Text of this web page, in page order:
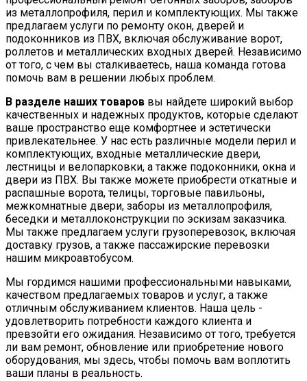
из металлопрофиля, перил и комплектующих. Мы также
предлагаем услуги по ремонту окон, дверей и
подоконников из ПВХ, включая обслуживание ворот,
роллетов и металлических входных дверей. Независимо
от того, с чем вы сталкиваетесь, наша команда готова
помочь вам в решении любых проблем.
В разделе наших товаров вы найдете широкий выбор
качественных и надежных продуктов, которые сделают
ваше пространство еще комфортнее и эстетически
привлекательнее. У нас есть различные модели перил и
комплектующих, входные металлические двери,
лестницы и велопарковки, а также подоконники, окна и
двери из ПВХ. Вы также можете приобрести откатные и
распашные ворота, телицы, торговые павильоны,
межкомнатные двери, заборы из металлопрофиля,
беседки и металлоконструкции по эскизам заказчика.
Мы также предлагаем услуги грузоперевозок, включая
доставку грузов, а также пассажирские перевозки
нашим микроавтобусом.
Мы гордимся нашими профессиональными навыками,
качеством предлагаемых товаров и услуг, а также
отличным обслуживанием клиентов. Наша цель -
удовлетворить потребности каждого клиента и
превзойти его ожидания. Независимо от того, требуется
ли вам ремонт, обновление или приобретение нового
оборудования, мы здесь, чтобы помочь вам воплотить
ваши планы в реальность.